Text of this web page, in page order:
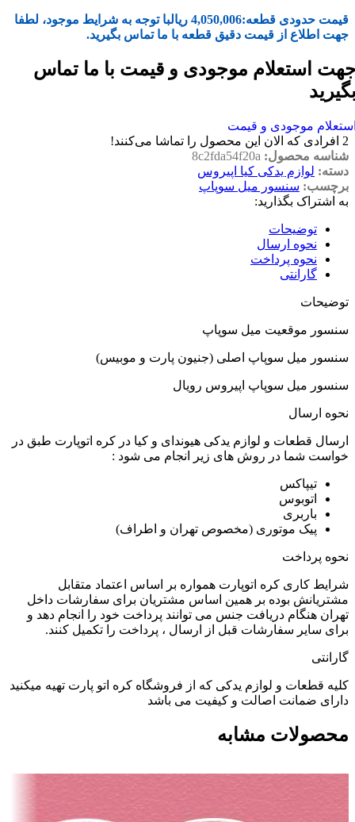
قیمت حدودی قطعه:4,050,006 ریالبا توجه به شرایط موجود، لطفا
جهت اطلاع از قیمت دقیق قطعه با ما تماس بگیرید.
استعلام موجودی و قیمت با ما تماس
موجودی و قیمت
2 افرادی که الان این محصول را تماشا می‌کنند!
شناسه محصول: 8c2fda54f20a
دسته: لوازم یدکی کیا اپیروس
برچسب: سنسور میل سوپاپ
به اشتراک بگذارید:
توضیحات
نحوه ارسال
نحوه پرداخت
گارانتی
توضیحات
سنسور موقعیت میل سوپاپ
سنسور میل سوپاپ اصلی (جنیون پارت و موبیس)
سنسور میل سوپاپ اپیروس رویال
نحوه ارسال
ارسال قطعات و لوازم یدکی هیوندای و کیا در کره اتوپارت طبق در
خواست شما در روش های زیر انجام می شود :
تیپاکس
اتوبوس
باربری
پیک موتوری (مخصوص تهران و اطراف)
نحوه پرداخت
شرایط کاری کره اتوپارت همواره بر اساس اعتماد متقابل
مشتریانش بوده بر همین اساس مشتریان برای سفارشات داخل
تهران هنگام دریافت جنس می توانند پرداخت خود را انجام دهد و
برای سایر سفارشات قبل از ارسال ، پرداخت را تکمیل کنند.
گارانتی
کلیه قطعات و لوازم یدکی که از فروشگاه کره اتو پارت تهیه میکنید
دارای ضمانت اصالت و کیفیت می باشد
محصولات مشابه